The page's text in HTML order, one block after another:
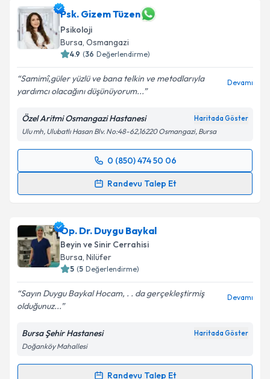
almanız için bir takvim hazırlandığında e-posta ile
bilgilendireceğiz.
E-posta Adresiniz
Metni'ni okudum ve kişisel verilerimin belirtilen
kapsamda işlenmesini kabul ediyorum.
Takvim Talebini Gönder
Psk. Gizem Tüzen
Psikoloji
Bursa, Osmangazi
4.9 (36 Değerlendirme)
Samimî,güler yüzlü ve bana telkin ve metodlarıyla
yardımcı olacağını düşünüyorum...
Devamı
Özel Aritmi Osmangazi Hastanesi Haritada Göster
Ulu mh, Ulubatlı Hasan Blv. No:48-62,16220 Osmangazi, Bursa
0 (850) 474 50 06
Randevu Talep Et
Randevu Takvimi Talebi
takvim hazırlandığında e-posta ile bilgilendireceğiz.
E-posta Adresiniz
kapsamda işlenmesini kabul ediyorum.
Takvim Talebini Gönder
Op. Dr. Duygu Baykal
Beyin ve Sinir Cerrahisi
Bursa, Nilüfer
5 (5 Değerlendirme)
Sayın Duygu Baykal Hocam, . . da gerçekleştirmiş
olduğunuz...
Devamı
Bursa Şehir Hastanesi Haritada Göster
Doğanköy Mahallesi
Randevu Talep Et